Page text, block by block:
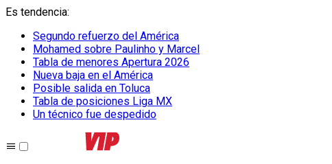
Es tendencia:
Segundo refuerzo del América
Mohamed sobre Paulinho y Marcel
Tabla de menores Apertura 2026
Nueva baja en el América
Posible salida en Toluca
Tabla de posiciones Liga MX
Un técnico fue despedido